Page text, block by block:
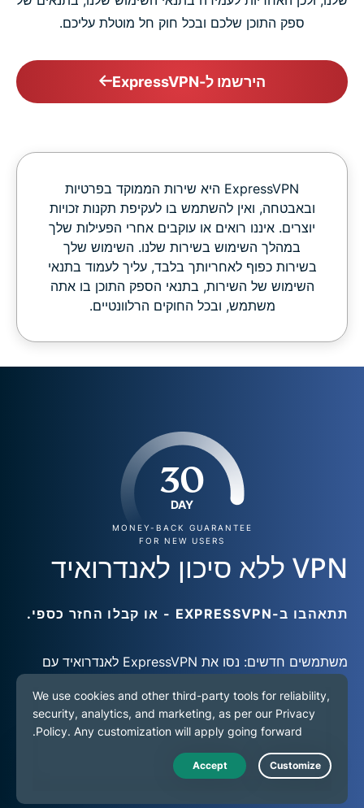
ספק התוכן שלכם ובכל חוק חל מוטלת עליכם.
הירשמו ל-ExpressVPN
‏ExpressVPN היא שירות הממוקד בפרטיות
ובאבטחה, ואין להשתמש בו לעקיפת תקנות זכויות
יוצרים. איננו רואים או עוקבים אחרי הפעילות שלך
במהלך השימוש בשירות שלנו. השימוש שלך
בשירות כפוף לאחריותך בלבד, עליך לעמוד בתנאי
השימוש של השירות, בתנאי הספק התוכן בו אתה
משתמש, ובכל החוקים הרלוונטיים.
30
DAY
MONEY-BACK GUARANTEE
FOR NEW USERS
VPN ללא סיכון לאנדרואיד
תתאהבו ב-EXPRESSVPN - או קבלו החזר כספי.
משתמשים חדשים: נסו את ExpressVPN לאנדרואיד עם
התחייבות להחזר כספי תוך 30 יום
שלכם!
הירשמו ל-ExpressVPN